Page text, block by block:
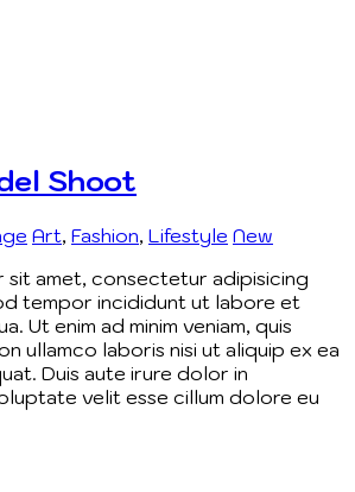
Shoot
Art, Fashion, Lifestyle New
sit amet, consectetur adipisicing
tempor incididunt ut labore et
Ut enim ad minim veniam, quis
ullamco laboris nisi ut aliquip ex ea
Duis aute irure dolor in
velit esse cillum dolore eu